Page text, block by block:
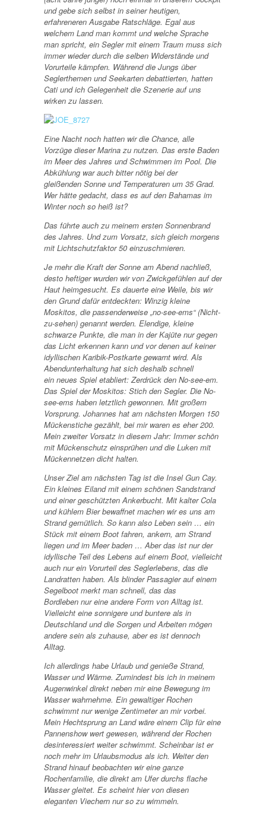
und gebe sich selbst in seiner heutigen,
erfahreneren Ausgabe Ratschläge. Egal aus
welchem Land man kommt und welche Sprache
man spricht, ein Segler mit einem Traum muss sich
immer wieder durch die selben Widerstände und
Vorurteile kämpfen. Während die Jungs über
Seglerthemen und Seekarten debattierten, hatten
Cati und ich Gelegenheit die Szenerie auf uns
wirken zu lassen.
Eine Nacht noch hatten wir die Chance, alle
Vorzüge dieser Marina zu nutzen. Das erste Baden
im Meer des Jahres und Schwimmen im Pool. Die
Abkühlung war auch bitter nötig bei der
gleißenden Sonne und Temperaturen um 35 Grad.
Wer hätte gedacht, dass es auf den Bahamas im
Winter noch so heiß ist?
Das führte auch zu meinem ersten Sonnenbrand
des Jahres. Und zum Vorsatz, sich gleich morgens
mit Lichtschutzfaktor 50 einzuschmieren.
Je mehr die Kraft der Sonne am Abend nachließ,
desto heftiger wurden wir von Zwickgefühlen auf der
Haut heimgesucht. Es dauerte eine Weile, bis wir
den Grund dafür entdeckten: Winzig kleine
Moskitos, die passenderweise „no-see-ems“ (Nicht-
zu-sehen) genannt werden. Elendige, kleine
schwarze Punkte, die man in der Kajüte nur gegen
das Licht erkennen kann und vor denen auf keiner
idyllischen Karibik-Postkarte gewarnt wird. Als
Abendunterhaltung hat sich deshalb schnell
ein neues Spiel etabliert: Zerdrück den No-see-em.
Das Spiel der Moskitos: Stich den Segler. Die No-
see-ems haben letztlich gewonnen. Mit großem
Vorsprung. Johannes hat am nächsten Morgen 150
Mückenstiche gezählt, bei mir waren es eher 200.
Mein zweiter Vorsatz in diesem Jahr: Immer schön
mit Mückenschutz einsprühen und die Luken mit
Mückennetzen dicht halten.
Unser Ziel am nächsten Tag ist die Insel Gun Cay.
Ein kleines Eiland mit einem schönen Sandstrand
und einer geschützten Ankerbucht. Mit kalter Cola
und kühlem Bier bewaffnet machen wir es uns am
Strand gemütlich. So kann also Leben sein … ein
Stück mit einem Boot fahren, ankern, am Strand
liegen und im Meer baden … Aber das ist nur der
idyllische Teil des Lebens auf einem Boot, vielleicht
auch nur ein Vorurteil des Seglerlebens, das die
Landratten haben. Als blinder Passagier auf einem
Segelboot merkt man schnell, das das
Bordleben nur eine andere Form von Alltag ist.
Vielleicht eine sonnigere und buntere als in
Deutschland und die Sorgen und Arbeiten mögen
andere sein als zuhause, aber es ist dennoch
Alltag.
Ich allerdings habe Urlaub und genieße Strand,
Wasser und Wärme. Zumindest bis ich in meinem
Augenwinkel direkt neben mir eine Bewegung im
Wasser wahrnehme. Ein gewaltiger Rochen
schwimmt nur wenige Zentimeter an mir vorbei.
Mein Hechtsprung an Land wäre einem Clip für eine
Pannenshow wert gewesen, während der Rochen
desinteressiert weiter schwimmt. Scheinbar ist er
noch mehr im Urlaubsmodus als ich. Weiter den
Strand hinauf beobachten wir eine ganze
Rochenfamilie, die direkt am Ufer durchs flache
Wasser gleitet. Es scheint hier von diesen
eleganten Viechern nur so zu wimmeln.